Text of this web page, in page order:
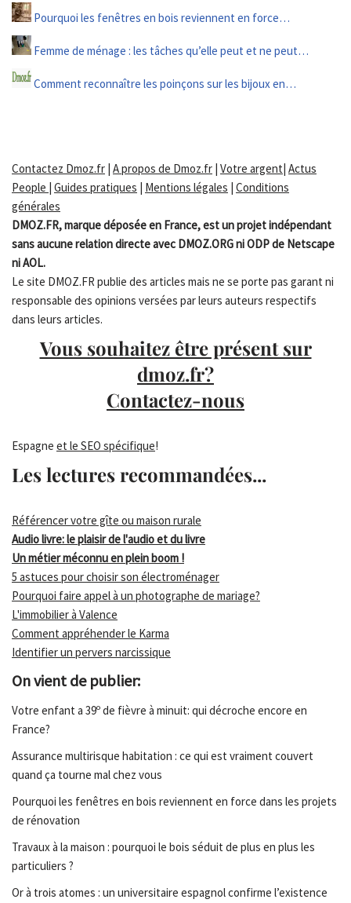
Pourquoi les fenêtres en bois reviennent en force…
Femme de ménage : les tâches qu’elle peut et ne peut…
Comment reconnaître les poinçons sur les bijoux en…
Contactez Dmoz.fr | A propos de Dmoz.fr | Votre argent| Actus
People | Guides pratiques | Mentions légales | Conditions
générales
DMOZ.FR, marque déposée en France, est un projet indépendant
sans aucune relation directe avec DMOZ.ORG ni ODP de Netscape
ni AOL.
Le site DMOZ.FR publie des articles mais ne se porte pas garant ni
responsable des opinions versées par leurs auteurs respectifs
dans leurs articles.
Vous souhaitez être présent sur
dmoz.fr?
Contactez-nous
Espagne et le SEO spécifique!
Les lectures recommandées...
Référencer votre gîte ou maison rurale
Audio livre: le plaisir de l'audio et du livre
Un métier méconnu en plein boom !
5 astuces pour choisir son électroménager
Pourquoi faire appel à un photographe de mariage?
L'immobilier à Valence
Comment appréhender le Karma
Identifier un pervers narcissique
On vient de publier:
Votre enfant a 39º de fièvre à minuit: qui décroche encore en
France?
Assurance multirisque habitation : ce qui est vraiment couvert
quand ça tourne mal chez vous
Pourquoi les fenêtres en bois reviennent en force dans les projets
de rénovation
Travaux à la maison : pourquoi le bois séduit de plus en plus les
particuliers ?
Or à trois atomes : un universitaire espagnol confirme l’existence